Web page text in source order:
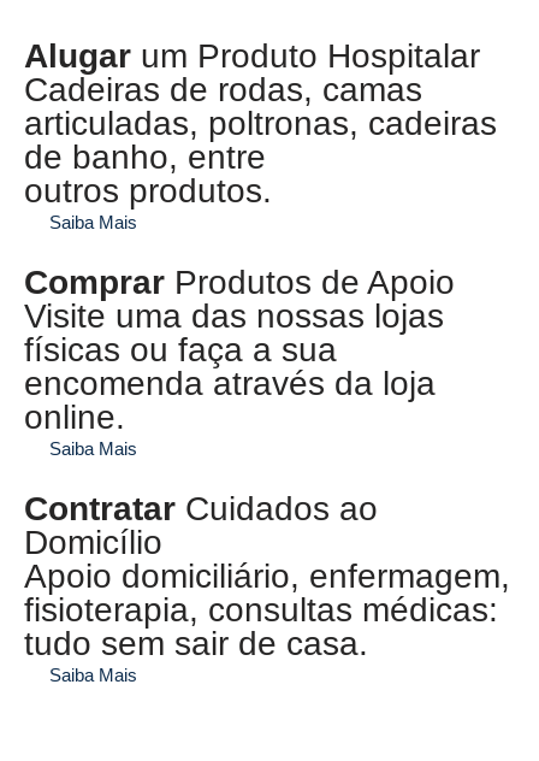
Alugar um Produto Hospitalar
Cadeiras de rodas, camas
articuladas, poltronas, cadeiras
de banho, entre
outros produtos.
Saiba Mais
Comprar Produtos de Apoio​
Visite uma das nossas lojas
físicas ou faça a sua
encomenda através da loja
online.
Saiba Mais
Contratar Cuidados ao
Domicílio​
Apoio domiciliário, enfermagem,
fisioterapia, consultas médicas:
tudo sem sair de casa.
Saiba Mais